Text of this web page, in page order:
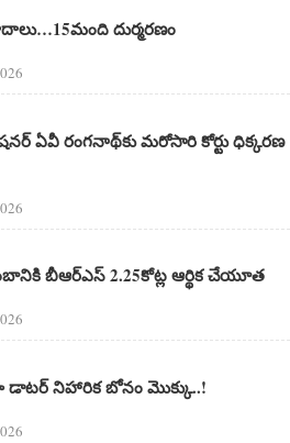
దుర్మరణం
ఏవీ రంగనాథ్‌కు మరోసారి కోర్టు ధిక్కరణ
బీఆర్ఎస్ 2.25కోట్ల ఆర్థిక చేయూత
నిహారిక బోనం మొక్కు..!